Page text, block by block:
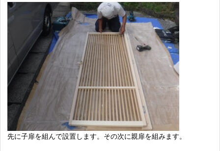
先に子扉を組んで設置します。その次に親扉を組みます。